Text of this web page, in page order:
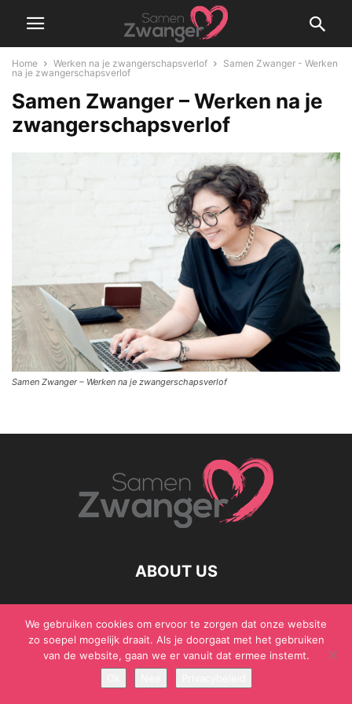
Home Werken na je zwangerschapsverlof
Samen Zwanger - Werken
na je zwangerschapsverlof
Samen Zwanger – Werken na je
zwangerschapsverlof
Samen Zwanger – Werken na je zwangerschapsverlof
ABOUT US
© Samen Zwanger - Copyright - Gericht Media 2017 - 2021
We gebruiken cookies om ervoor te zorgen dat onze website
zo soepel mogelijk draait. Als je doorgaat met het gebruiken
van de website, gaan we er vanuit dat ermee instemt.